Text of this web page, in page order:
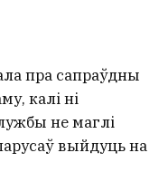
пра сапраўдны
калі ні
не маглі
выйдуць на